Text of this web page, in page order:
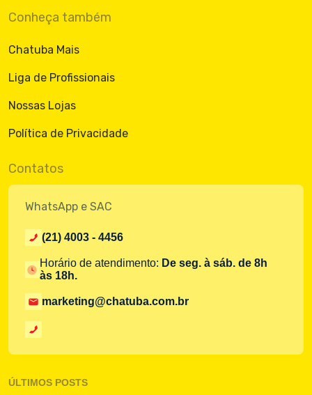
Conheça também
Chatuba Mais
Liga de Profissionais
Nossas Lojas
Política de Privacidade
Contatos
WhatsApp e SAC
(21) 4003 - 4456
Horário de atendimento: De seg. à sáb. de 8h
às 18h.
marketing@chatuba.com.br
ÚLTIMOS POSTS